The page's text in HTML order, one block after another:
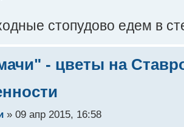
стопудово едем в
- цветы на
» 09 апр 2015, 16:58